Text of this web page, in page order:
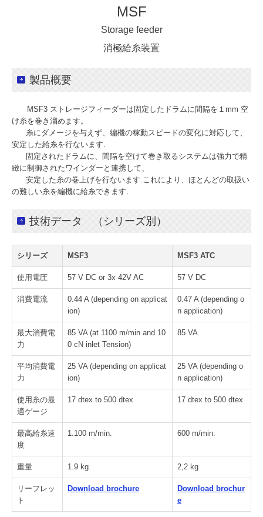
MSF
Storage feeder
消極給糸装置
製品概要
MSF3 ストレージフィーダーは固定したドラムに間隔を１mm 空
け糸を巻き溜めます。
糸にダメージを与えず、編機の稼動スピードの変化に対応して、
安定した給糸を行ないます.
固定されたドラムに、間隔を空けて巻き取るシステムは強力で精
緻に制御されたワインダーと連携して、
安定した糸の巻上げを行ないます.これにより、ほとんどの取扱い
の難しい糸を編機に給糸できます.
技術データ （シリーズ別）
シリーズ MSF3 MSF3 ATC
使用電圧 57 V DC or 3x 42V AC 57 V DC
消費電流
0.44 A (depending on applicat
ion)
0.47 A (depending o
n application)
最大消費電
力
85 VA (at 1100 m/min and 10
0 cN inlet Tension)
85 VA
平均消費電
力
25 VA (depending on applicat
ion)
25 VA (depending o
n application)
使用糸の最
適ゲージ
17 dtex to 500 dtex 17 dtex to 500 dtex
最高給糸速
度
1.100 m/min. 600 m/min.
重量 1.9 kg 2,2 kg
リーフレッ
ト
Download brochure
Download brochur
e